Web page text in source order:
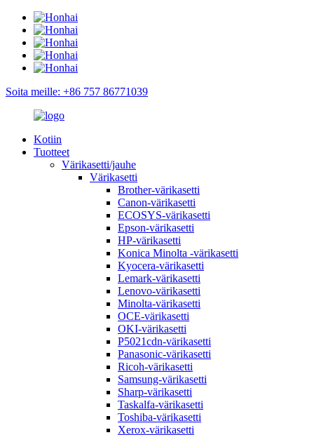
Soita meille: +86 757 86771039
Kotiin
Tuotteet
Värikasetti/jauhe
Värikasetti
Brother-värikasetti
Canon-värikasetti
ECOSYS-värikasetti
Epson-värikasetti
HP-värikasetti
Konica Minolta -värikasetti
Kyocera-värikasetti
Lemark-värikasetti
Lenovo-värikasetti
Minolta-värikasetti
OCE-värikasetti
OKI-värikasetti
P5021cdn-värikasetti
Panasonic-värikasetti
Ricoh-värikasetti
Samsung-värikasetti
Sharp-värikasetti
Taskalfa-värikasetti
Toshiba-värikasetti
Xerox-värikasetti